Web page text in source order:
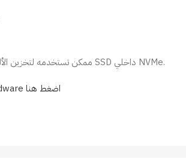
ممكن تستخدمه لتخزين الألعاب، بس الأفضل للألعاب الكبيرة يكون SSD داخلي NVMe.